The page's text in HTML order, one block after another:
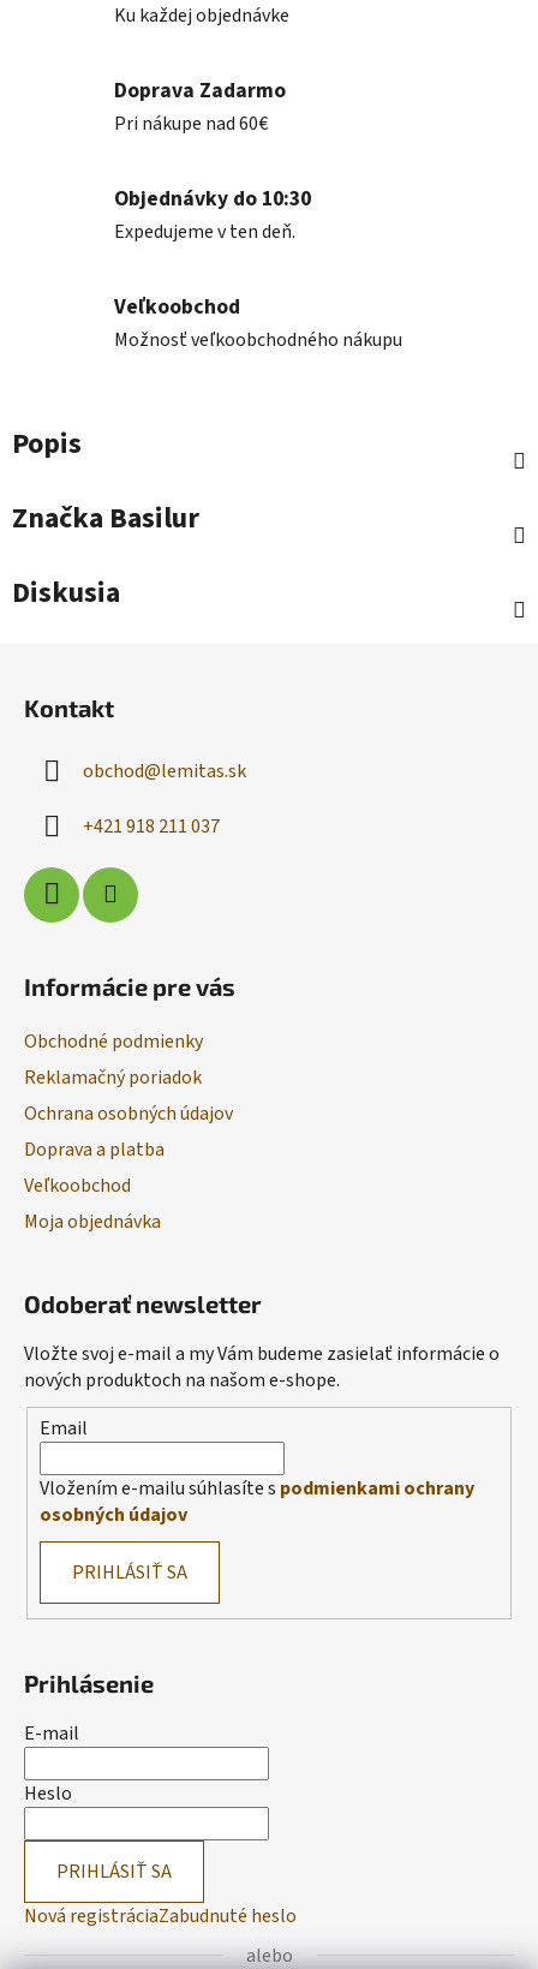
Ku každej objednávke
Doprava Zadarmo
Pri nákupe nad 60€
Objednávky do 10:30
Expedujeme v ten deň.
Veľkoobchod
Možnosť veľkoobchodného nákupu
Popis
Značka Basilur
Diskusia
Kontakt
obchod@lemitas.sk
+421 918 211 037
Informácie pre vás
Obchodné podmienky
Reklamačný poriadok
Ochrana osobných údajov
Doprava a platba
Veľkoobchod
Moja objednávka
Odoberať newsletter
Vložte svoj e-mail a my Vám budeme zasielať informácie o
nových produktoch na našom e-shope.
Email
Vložením e-mailu súhlasíte s podmienkami ochrany
osobných údajov
PRIHLÁSIŤ SA
Prihlásenie
E-mail
Heslo
PRIHLÁSIŤ SA
Nová registráciaZabudnuté heslo
alebo